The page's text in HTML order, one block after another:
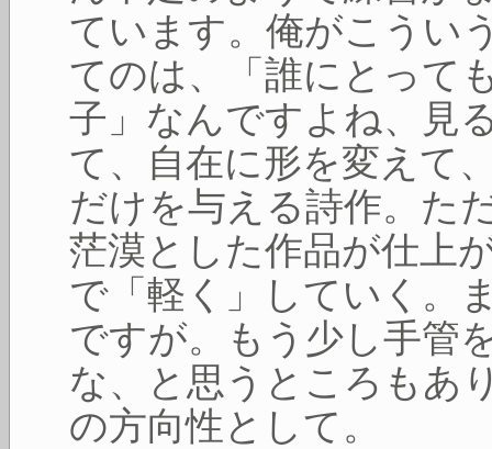
ています。俺がこうい
てのは、「誰にとって
子」なんですよね、見
て、自在に形を変えて
だけを与える詩作。た
茫漠とした作品が仕上
で「軽く」していく。
ですが。もう少し手管
な、と思うところもあ
の方向性として。